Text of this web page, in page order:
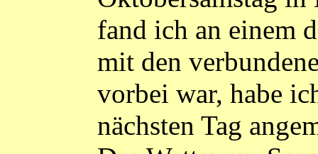
fand ich an einem
mit den
vorbei war, habe
nächsten Tag